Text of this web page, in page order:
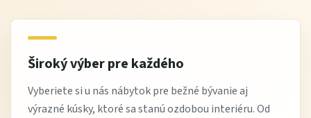
Široký výber pre každého
Vyberiete si u nás nábytok pre bežné bývanie aj
výrazné kúsky, ktoré sa stanú ozdobou interiéru. Od